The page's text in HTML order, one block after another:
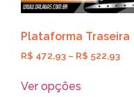
Plataforma Traseira
R$ 472,93 – R$ 522,93
Ver opções